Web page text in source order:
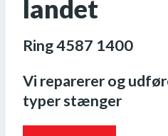
landet
Ring 4587 1400
Vi reparerer og
typer stænger